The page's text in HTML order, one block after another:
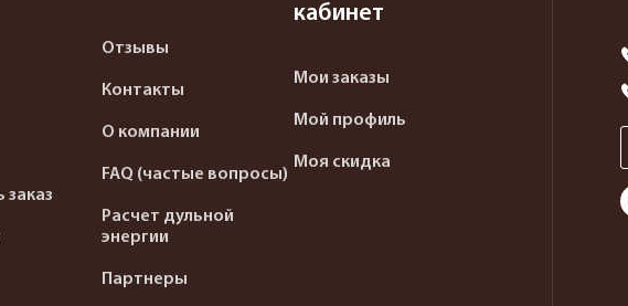
заказ
Отзывы
Контакты
О компании
FAQ (частые вопросы)
Расчет дульной
энергии
Партнеры
кабинет
Мои заказы
Мой профиль
Моя скидка